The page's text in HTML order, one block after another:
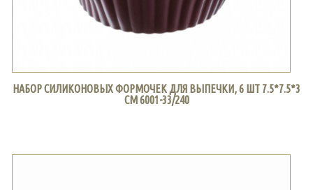
НАБОР СИЛИКОНОВЫХ ФОРМОЧЕК ДЛЯ ВЫПЕЧКИ, 6 ШТ 7.5*7.5*3
СМ 6001-33/240